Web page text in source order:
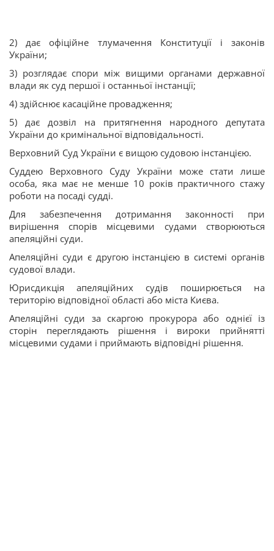
2) дає офіційне тлумачення Конституції і законів
України;
3) розглядає спори між вищими органами державної
влади як суд першої і останньої інстанції;
4) здійснює касаційне провадження;
5) дає дозвіл на притягнення народного депутата
України до кримінальної відповідальності.
Верховний Суд України є вищою судовою інстанцією.
Суддею Верховного Суду України може стати лише
особа, яка має не менше 10 років практичного стажу
роботи на посаді судді.
Для забезпечення дотримання законності при
вирішення спорів місцевими судами створюються
апеляційні суди.
Апеляційні суди є другою інстанцією в системі органів
судової влади.
Юрисдикція апеляційних судів поширюється на
територію відповідної області або міста Києва.
Апеляційні суди за скаргою прокурора або однієї із
сторін переглядають рішення і вироки прийнятті
місцевими судами і приймають відповідні рішення.